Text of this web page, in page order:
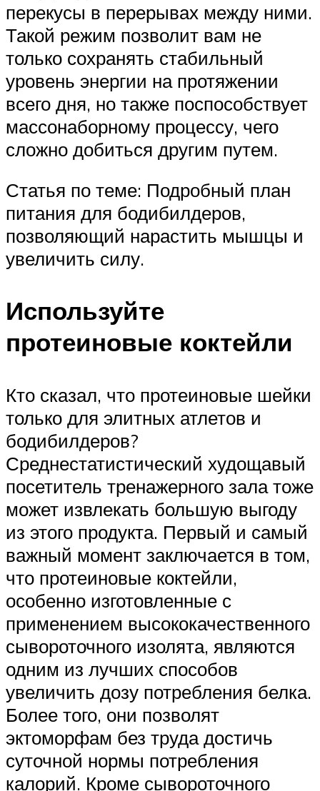
перекусы в перерывах между ними.
Такой режим позволит вам не
только сохранять стабильный
уровень энергии на протяжении
всего дня, но также поспособствует
массонаборному процессу, чего
сложно добиться другим путем.
Статья по теме: Подробный план
питания для бодибилдеров,
позволяющий нарастить мышцы и
увеличить силу.
Используйте
протеиновые коктейли
Кто сказал, что протеиновые шейки
только для элитных атлетов и
бодибилдеров?
Среднестатистический худощавый
посетитель тренажерного зала тоже
может извлекать большую выгоду
из этого продукта. Первый и самый
важный момент заключается в том,
что протеиновые коктейли,
особенно изготовленные с
применением высококачественного
сывороточного изолята, являются
одним из лучших способов
увеличить дозу потребления белка.
Более того, они позволят
эктоморфам без труда достичь
суточной нормы потребления
калорий. Кроме сывороточного